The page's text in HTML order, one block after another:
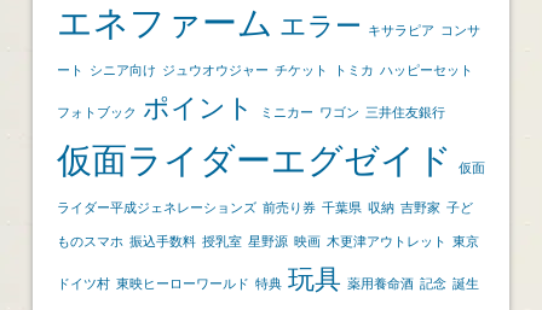
エネファーム エラー キサラピア コンサ
ート シニア向け ジュウオウジャー チケット トミカ ハッピーセット
フォトブック ポイント ミニカー ワゴン 三井住友銀行
仮面ライダーエグゼイド 仮面
ライダー平成ジェネレーションズ 前売り券 千葉県 収納 吉野家 子ど
ものスマホ 振込手数料 授乳室 星野源 映画 木更津アウトレット 東京
ドイツ村 東映ヒーローワールド 特典 玩具 薬用養命酒 記念 誕生